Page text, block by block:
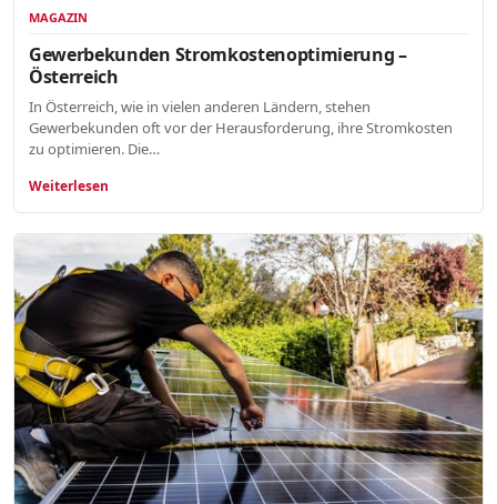
MAGAZIN
Gewerbekunden Stromkostenoptimierung –
Österreich
In Österreich, wie in vielen anderen Ländern, stehen
Gewerbekunden oft vor der Herausforderung, ihre Stromkosten
zu optimieren. Die…
Weiterlesen